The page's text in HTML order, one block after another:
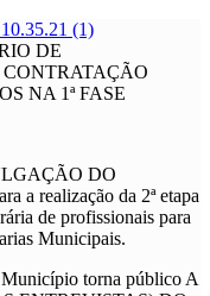
DE
NA 1ª FASE
DO
realização da 2ª etapa
de profissionais para
Municipais.
torna público A